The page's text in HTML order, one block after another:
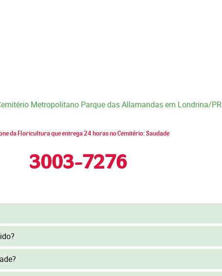
Metropolitano Parque das Allamandas em Londrina/PR
da Floricultura que entrega 24 horas no Cemitério: Saudade
3003-7276